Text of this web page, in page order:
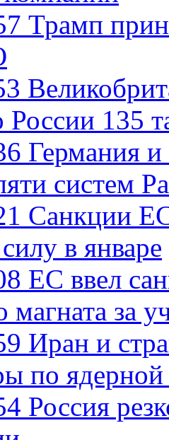
Трамп
России 135
Германия
систем
Санкции
в январе
ЕС ввел
магната за
Иран и
по
Россия